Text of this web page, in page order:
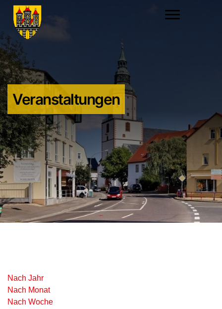
Veranstaltungen
Nach Jahr
Nach Monat
Nach Woche